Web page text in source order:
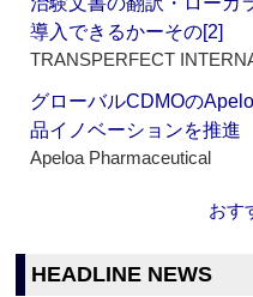
導入できるかーその[2]
TRANSPERFECT
グローバルCDMOの
品イノベーションを推進
Apeloa Pharmaceutical
おす
HEADLINE NEWS